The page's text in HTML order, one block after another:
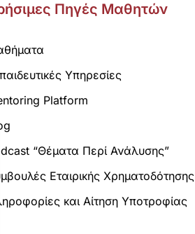
Πηγές Μαθητών
Υπηρεσίες
Platform
“Θέματα Περί Ανάλυσης”
Εταιρικής Χρηματοδότησης
και Αίτηση Υποτροφίας